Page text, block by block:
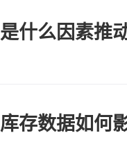
是什么因素推
美元的价值影响WTI原
宜，反之亦然。
库存数据如何